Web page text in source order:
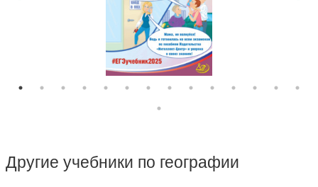
Другие учебники по географии